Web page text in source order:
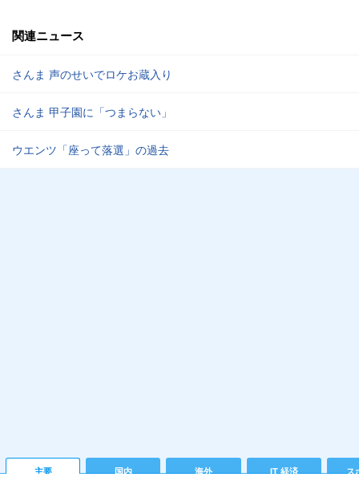
関連ニュース
さんま 声のせいでロケお蔵入り
さんま 甲子園に「つまらない」
ウエンツ「座って落選」の過去
主要 国内 海外 IT 経済 ス